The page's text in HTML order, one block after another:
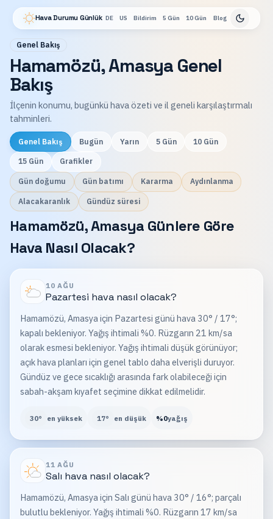
Hava Durumu Günlük DE US Bildirim 5 Gün 10 Gün Blog
Genel Bakış
Hamamözü, Amasya Genel
Bakış
İlçenin konumu, bugünkü hava özeti ve il geneli karşılaştırmalı
tahminleri.
Genel Bakış Bugün Yarın 5 Gün 10 Gün
15 Gün Grafikler
Gün doğumu Gün batımı Kararma Aydınlanma
Alacakaranlık Gündüz süresi
Hamamözü, Amasya Günlere Göre
Hava Nasıl Olacak?
10 AĞU
Pazartesi hava nasıl olacak?
Hamamözü, Amasya için Pazartesi günü hava 30° / 17°;
kapalı bekleniyor. Yağış ihtimali %0. Rüzgarın 21 km/sa
olarak esmesi bekleniyor. Yağış ihtimali düşük görünüyor;
açık hava planları için genel tablo daha elverişli duruyor.
Gündüz ve gece sıcaklığı arasında fark olabileceği için
sabah-akşam kıyafet seçimine dikkat edilmelidir.
30° en yüksek 17° en düşük %0yağış
11 AĞU
Salı hava nasıl olacak?
Hamamözü, Amasya için Salı günü hava 30° / 16°; parçalı
bulutlu bekleniyor. Yağış ihtimali %0. Rüzgarın 17 km/sa